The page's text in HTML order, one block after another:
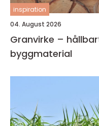
inspiration
04. August 2026
Granvirke –
byggmaterial